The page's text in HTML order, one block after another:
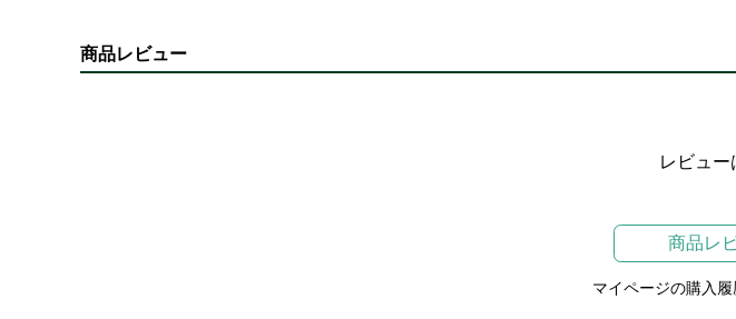
商品レビュー
レビュー
商品レ
マイページの購入